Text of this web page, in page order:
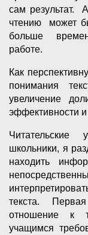
сам результат.
чтению может
больше
работе.
Как
понимания
увеличение
эффективности и
Читательские
школьники, я
находить
текста.
отношение к
учащимся